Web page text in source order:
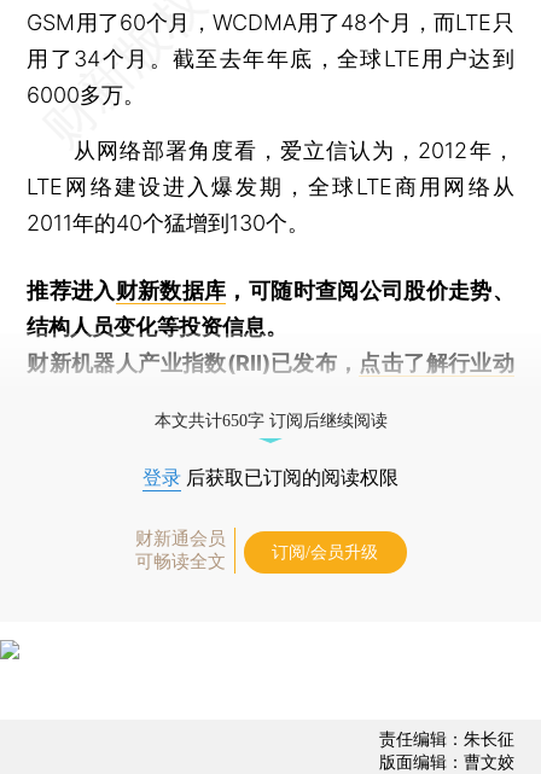
GSM用了60个月，WCDMA用了48个月，而LTE只
用了34个月。截至去年年底，全球LTE用户达到
6000多万。
从网络部署角度看，爱立信认为，2012年，
LTE网络建设进入爆发期，全球LTE商用网络从
2011年的40个猛增到130个。
推荐进入财新数据库 ，可随时查阅公司股价走势、
结构人员变化等投资信息。
财新机器人产业指数(RII)已发布， 点击了解行业动
本文共计650字 订阅后继续阅读
登录 后获取已订阅的阅读权限
财新通会员
可畅读全文
订阅/会员升级
责任编辑：朱长征
版面编辑：曹文姣